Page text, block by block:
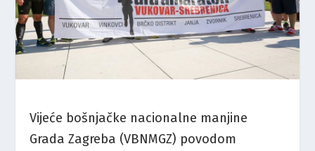
Vijeće bošnjačke nacionalne manjine
Grada Zagreba (VBNMGZ) povodom